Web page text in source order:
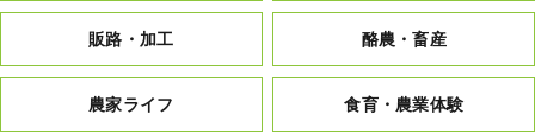
販路・加工 酪農・畜産
農家ライフ 食育・農業体験